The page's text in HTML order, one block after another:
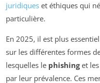
juridiques et éthiques qui
particulière.
En 2025, il est plus
sur les différentes formes
lesquelles le phishinget les
par leur prévalence. Ces